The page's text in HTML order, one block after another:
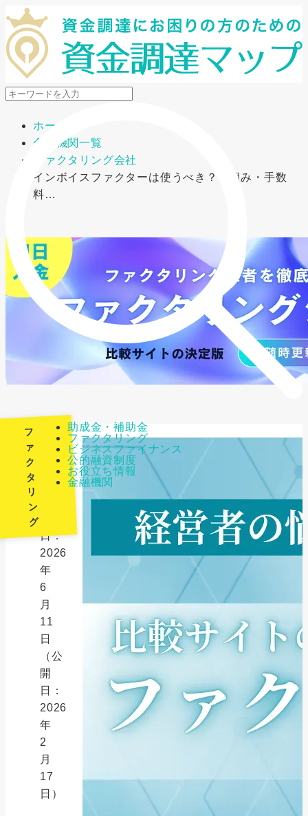
メニューを開閉
助成金・補助金
ファクタリング
ビジネスファイナンス
公的融資制度
お役立ち情報
金融機関
ホーム
金融機関一覧
ファクタリング会社
インボイスファクターは使うべき？仕組み・手数
料…
フ
ァ
ク
タ
リ
ン
グ
日：
2026
年
6
月
11
日
（公
開
日：
2026
年
2
月
17
日）